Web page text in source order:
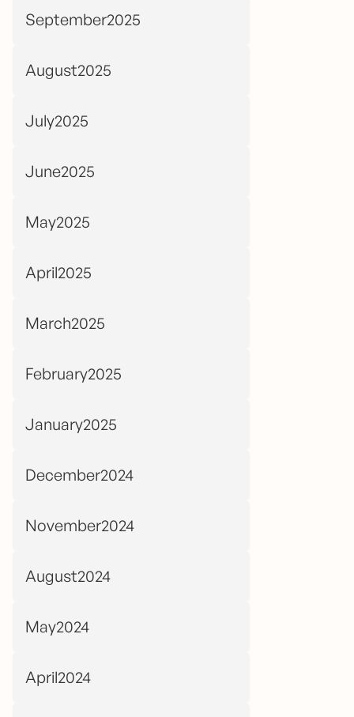
September2025
August2025
July2025
June2025
May2025
April2025
March2025
February2025
January2025
December2024
November2024
August2024
May2024
April2024